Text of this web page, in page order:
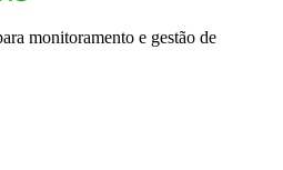
monitoramento e gestão de